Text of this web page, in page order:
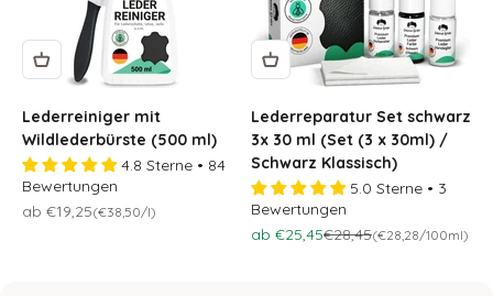
Lederreiniger mit
Wildlederbürste (500 ml)
4.8 Sterne • 84
Bewertungen
Osteraktion 🐣
ab €19,25(€38,50/l)
Lederreparatur Set schwarz
3x 30 ml (Set (3 x 30ml) /
Schwarz Klassisch)
5.0 Sterne • 3
Bewertungen
Osteraktion 🐣
ab €25,45Regulärer Preis
€28,45(€28,28/100ml)